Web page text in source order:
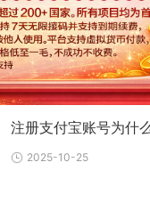
注册支付宝账号为什
2025-10-25